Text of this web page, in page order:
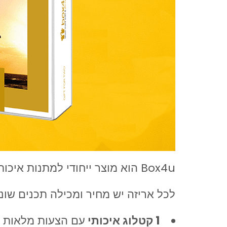
Box4u הוא מוצר ייחודי למתנות איכותיות ודרך לגלות מקומות חדשים
לכל אריזה יש מחיר ומכילה תכנים
1 קטלוג איכותי
עם הצעות מלאות